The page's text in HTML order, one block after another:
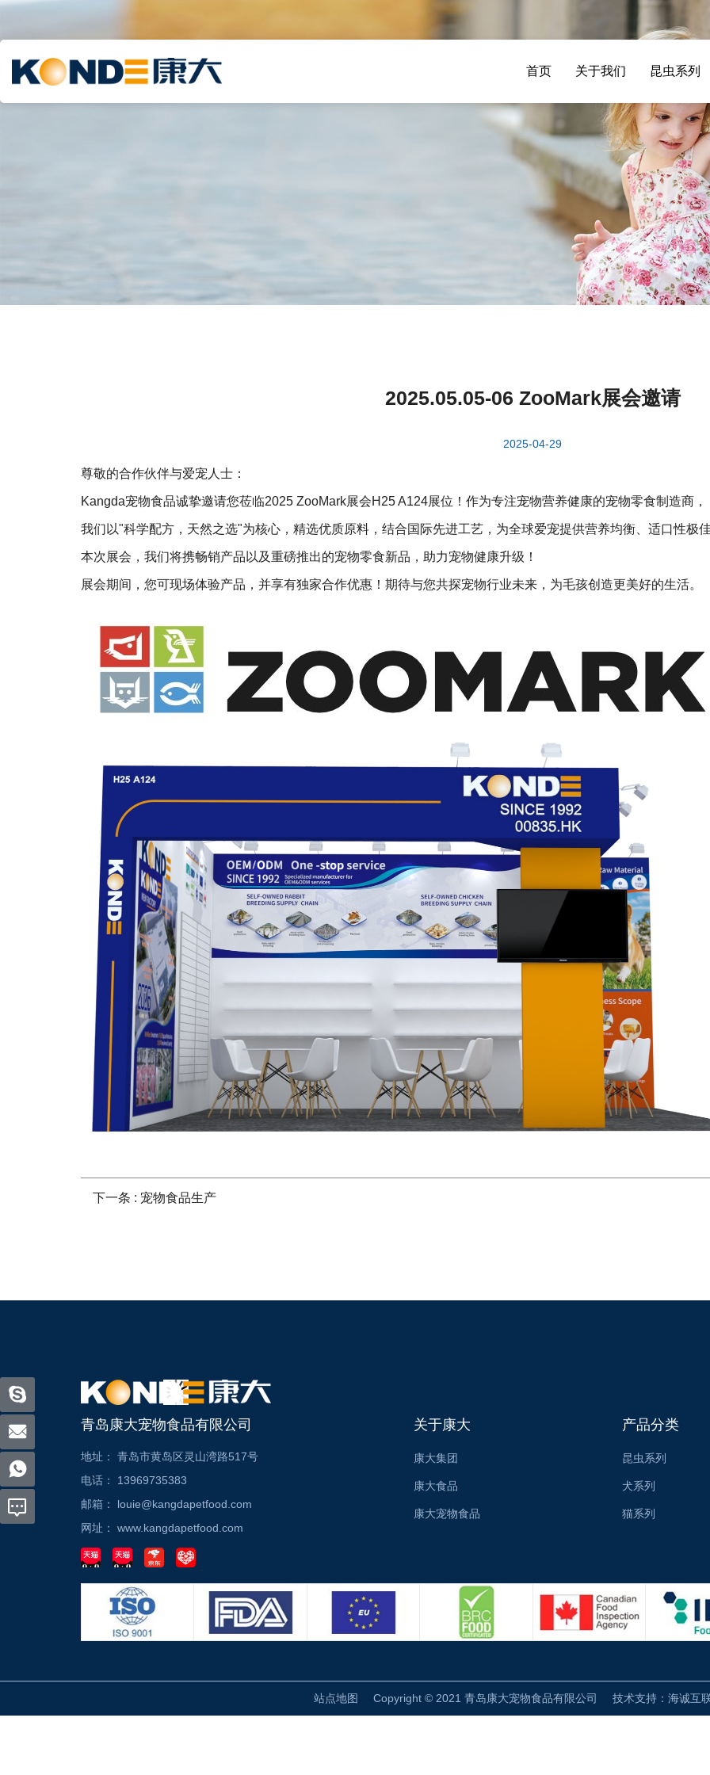
首页 关于我们 昆虫系列
2025.05.05-06 ZooMark展会邀请
2025-04-29
尊敬的合作伙伴与爱宠人士：
Kangda宠物食品诚挚邀请您莅临2025 ZooMark展会H25 A124展位！作为专注宠物营养健康的宠物零食制造商，
我们以"科学配方，天然之选"为核心，精选优质原料，结合国际先进工艺，为全球爱宠提供营养均衡、适口性极
本次展会，我们将携畅销产品以及重磅推出的宠物零食新品，助力宠物健康升级！
展会期间，您可现场体验产品，并享有独家合作优惠！期待与您共探宠物行业未来，为毛孩创造更美好的生活。
下一条 : 宠物食品生产
青岛康大宠物食品有限公司
地址：
青岛市黄岛区灵山湾路517号
电话：
13969735383
邮箱：
louie@kangdapetfood.com
网址：
www.kangdapetfood.com
关于康大
康大集团
康大食品
康大宠物食品
产品分类
昆虫系列
犬系列
猫系列
站点地图 Copyright © 2021 青岛康大宠物食品有限公司 技术支持：海诚互